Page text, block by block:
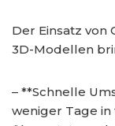
Der Einsatz von
3D-Modellen
– **Schnelle
weniger Tage